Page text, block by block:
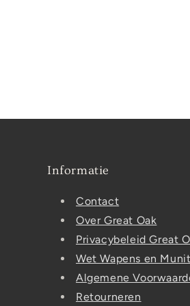
Informatie
Contact
Over Great Oak
Privacybeleid Great
Wet Wapens en
Algemene
Retourneren